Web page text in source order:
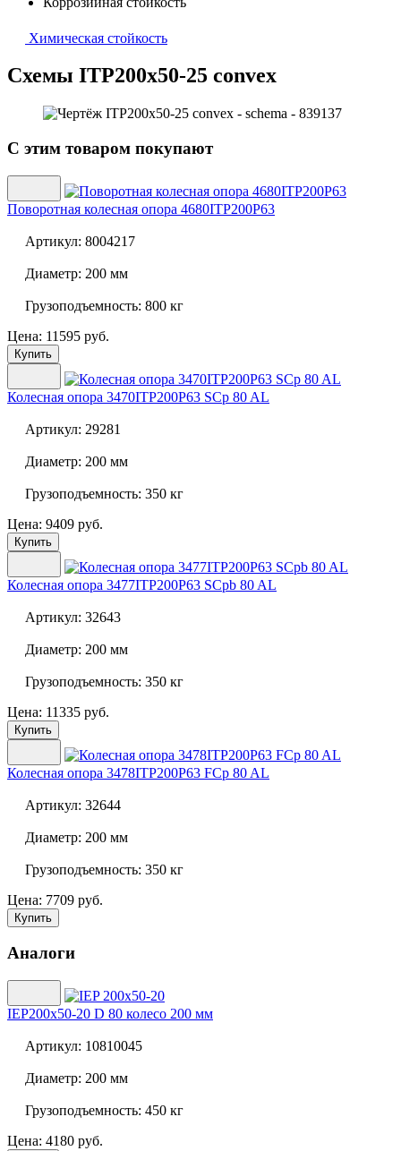
Химическая стойкость
Схемы ITP200x50-25 convex
С этим товаром покупают
Поворотная колесная опора 4680ITP200P63
Артикул: 8004217
Диаметр: 200 мм
Грузоподъемность: 800 кг
Цена: 11595 руб.
Купить
Колесная опора 3470ITP200P63 SCp 80 AL
Артикул: 29281
Диаметр: 200 мм
Грузоподъемность: 350 кг
Цена: 9409 руб.
Купить
Колесная опора 3477ITP200P63 SCpb 80 AL
Артикул: 32643
Диаметр: 200 мм
Грузоподъемность: 350 кг
Цена: 11335 руб.
Купить
Колесная опора 3478ITP200P63 FCp 80 AL
Артикул: 32644
Диаметр: 200 мм
Грузоподъемность: 350 кг
Цена: 7709 руб.
Купить
Аналоги
IEP200x50-20 D 80 колесо 200 мм
Артикул: 10810045
Диаметр: 200 мм
Грузоподъемность: 450 кг
Цена: 4180 руб.